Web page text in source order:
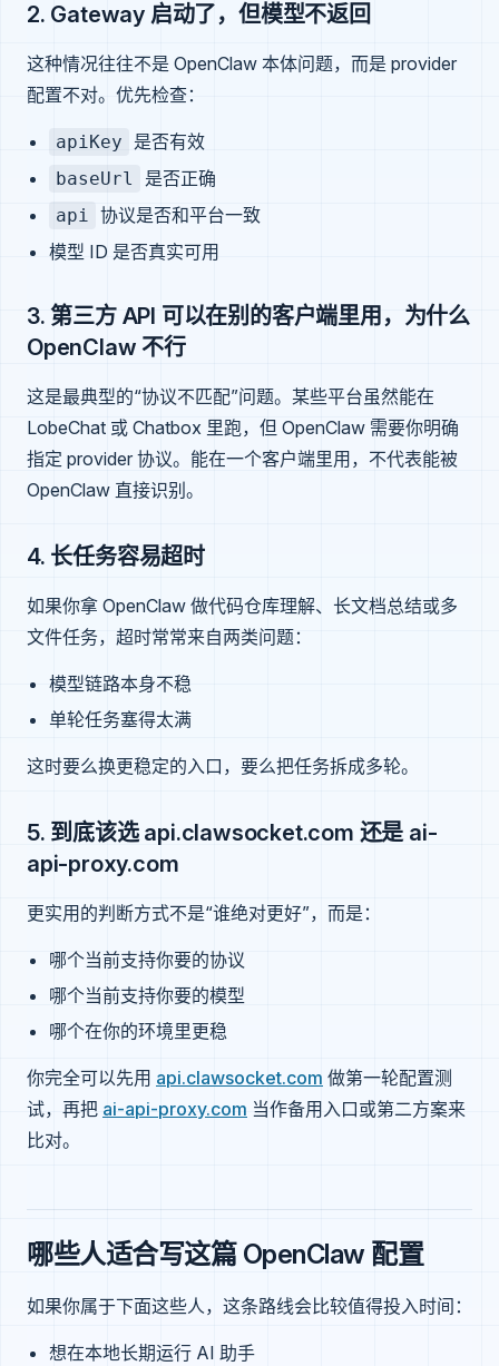
2. Gateway 启动了，但模型不返回
这种情况往往不是 OpenClaw 本体问题，而是 provider
配置不对。优先检查：
apiKey 是否有效
baseUrl 是否正确
api 协议是否和平台一致
模型 ID 是否真实可用
3. 第三方 API 可以在别的客户端里用，为什么
OpenClaw 不行
这是最典型的“协议不匹配”问题。某些平台虽然能在
LobeChat 或 Chatbox 里跑，但 OpenClaw 需要你明确
指定 provider 协议。能在一个客户端里用，不代表能被
OpenClaw 直接识别。
4. 长任务容易超时
如果你拿 OpenClaw 做代码仓库理解、长文档总结或多
文件任务，超时常常来自两类问题：
模型链路本身不稳
单轮任务塞得太满
这时要么换更稳定的入口，要么把任务拆成多轮。
5. 到底该选 api.clawsocket.com 还是 ai-
api-proxy.com
更实用的判断方式不是“谁绝对更好”，而是：
哪个当前支持你要的协议
哪个当前支持你要的模型
哪个在你的环境里更稳
你完全可以先用 api.clawsocket.com 做第一轮配置测
试，再把 ai-api-proxy.com 当作备用入口或第二方案来
比对。
哪些人适合写这篇 OpenClaw 配置
如果你属于下面这些人，这条路线会比较值得投入时间：
想在本地长期运行 AI 助手